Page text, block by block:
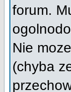
forum.
Nie
(chyba